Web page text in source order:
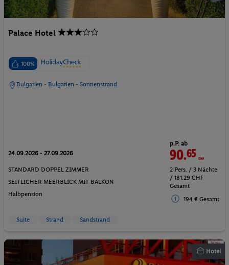
Palace Hotel
100%
Bulgarien - Bulgarien - Sonnenstrand
24.09.2026 - 27.09.2026
STANDARD DOPPEL ZIMMER
SEITLICHER MEERBLICK MIT BALKON
Halbpension
p.P. ab
90.65CHF
2 Pers. / 3 Nächte
/ 181.29 CHF
Gesamt
194 € Gesamt
Suite Strand Sandstrand
Hotel